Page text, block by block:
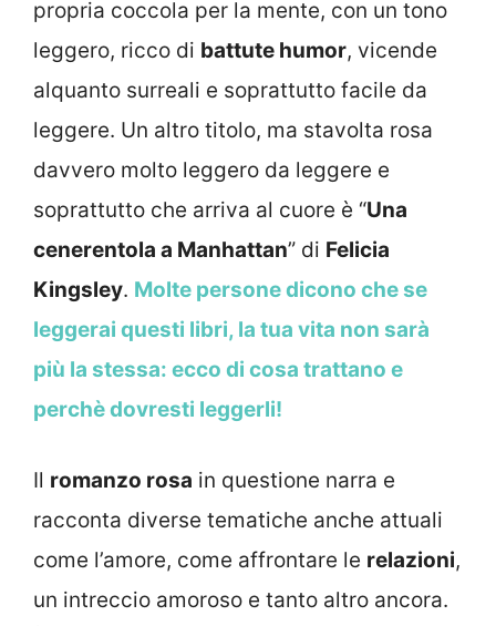
propria coccola per la mente, con un tono
leggero, ricco di battute humor, vicende
alquanto surreali e soprattutto facile da
leggere. Un altro titolo, ma stavolta rosa
davvero molto leggero da leggere e
soprattutto che arriva al cuore è “Una
cenerentola a Manhattan” di Felicia
Kingsley. Molte persone dicono che se
leggerai questi libri, la tua vita non sarà
più la stessa: ecco di cosa trattano e
perchè dovresti leggerli!
Il romanzo rosa in questione narra e
racconta diverse tematiche anche attuali
come l’amore, come affrontare le relazioni,
un intreccio amoroso e tanto altro ancora.